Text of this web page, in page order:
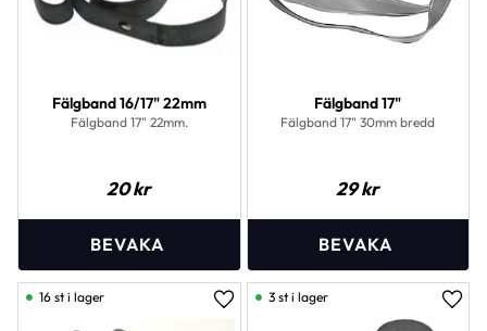
Fälgband 16/17" 22mm
Fälgband 17" 22mm.
20kr
Fälgband 17"
Fälgband 17" 30mm bredd
29kr
Lägg till i favoriter
16 st i lager 3 st i lager